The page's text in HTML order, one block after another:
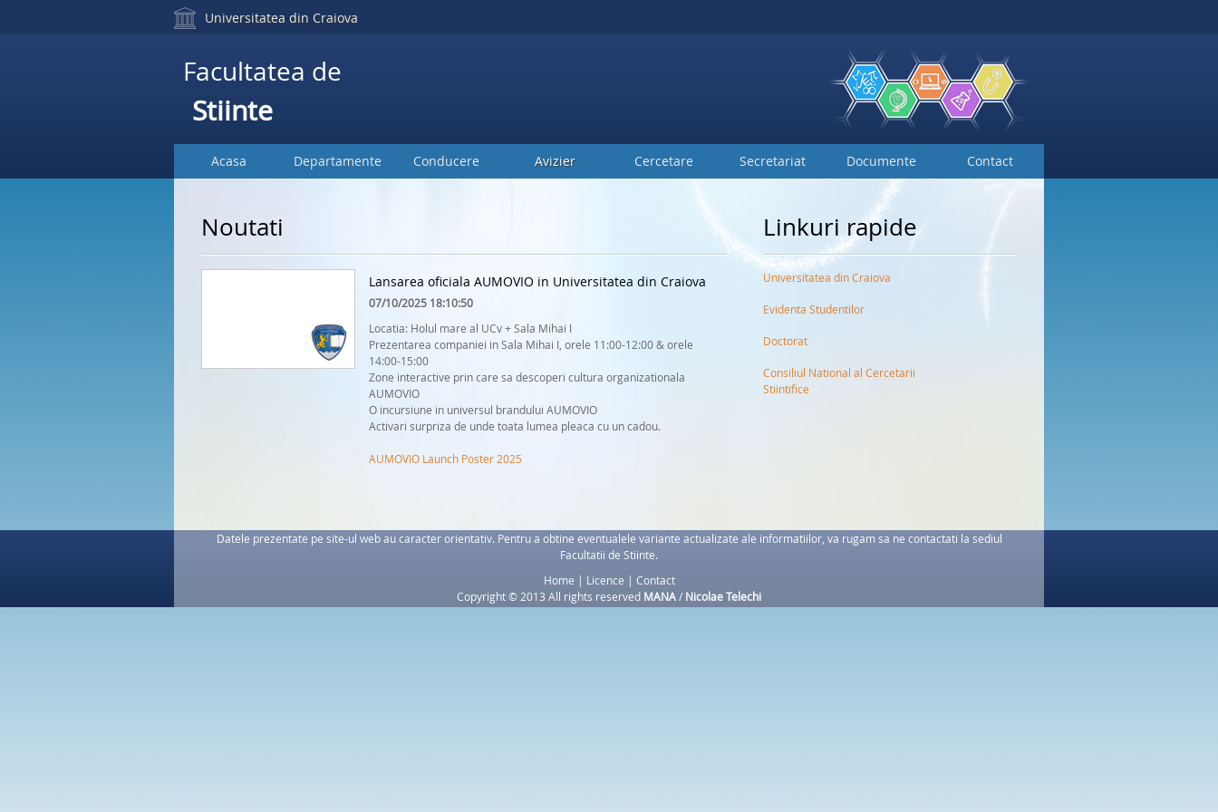
Universitatea din Craiova
Facultatea de
Stiinte
Acasa Departamente Conducere Avizier Cercetare Secretariat Documente Contact
Noutati
Lansarea oficiala AUMOVIO in Universitatea din Craiova
07/10/2025 18:10:50
Locatia: Holul mare al UCv + Sala Mihai I
Prezentarea companiei in Sala Mihai I, orele 11:00-12:00 & orele
14:00-15:00
Zone interactive prin care sa descoperi cultura organizationala
AUMOVIO
O incursiune in universul brandului AUMOVIO
Activari surpriza de unde toata lumea pleaca cu un cadou.
AUMOVIO Launch Poster 2025
Linkuri rapide
Universitatea din Craiova
Evidenta Studentilor
Doctorat
Consiliul National al Cercetarii
Stiintifice
Datele prezentate pe site-ul web au caracter orientativ. Pentru a obtine eventualele variante actualizate ale informatiilor, va rugam sa ne contactati la sediul
Facultatii de Stiinte.
Home | Licence | Contact
Copyright © 2013 All rights reserved MANA/ Nicolae Telechi